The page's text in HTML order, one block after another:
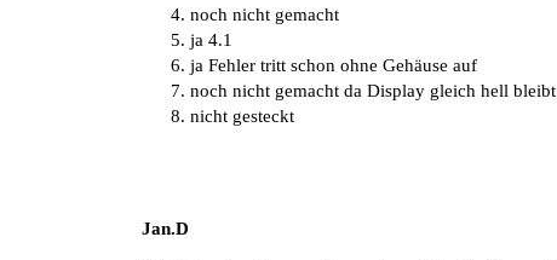
noch nicht gemacht
ja 4.1
ja Fehler tritt schon ohne Gehäuse auf
noch nicht gemacht da Display gleich hell bleibt
nicht gesteckt
Jan.D